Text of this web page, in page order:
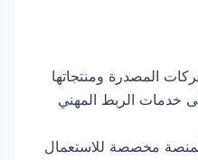
المصدرة ومنتجاتها
خدمات الربط المهني
مخصصة للاستعمال